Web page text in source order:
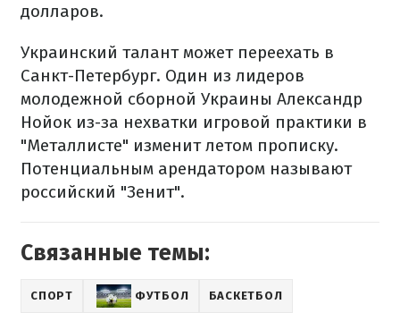
долларов.
Украинский талант может переехать в
Санкт-Петербург. Один из лидеров
молодежной сборной Украины Александр
Нойок из-за нехватки игровой практики в
"Металлисте" изменит летом прописку.
Потенциальным арендатором называют
российский "Зенит".
Связанные темы:
СПОРТ ФУТБОЛ БАСКЕТБОЛ